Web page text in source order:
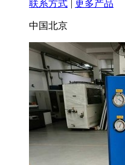
联系方式 更多产品
中国北京